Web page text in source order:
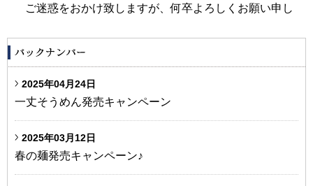
ご迷惑をおかけ致しますが、何卒よろしくお願い申し
2025年04月24日
一丈そうめん発売キャンペーン
2025年03月12日
春の麺発売キャンペーン♪